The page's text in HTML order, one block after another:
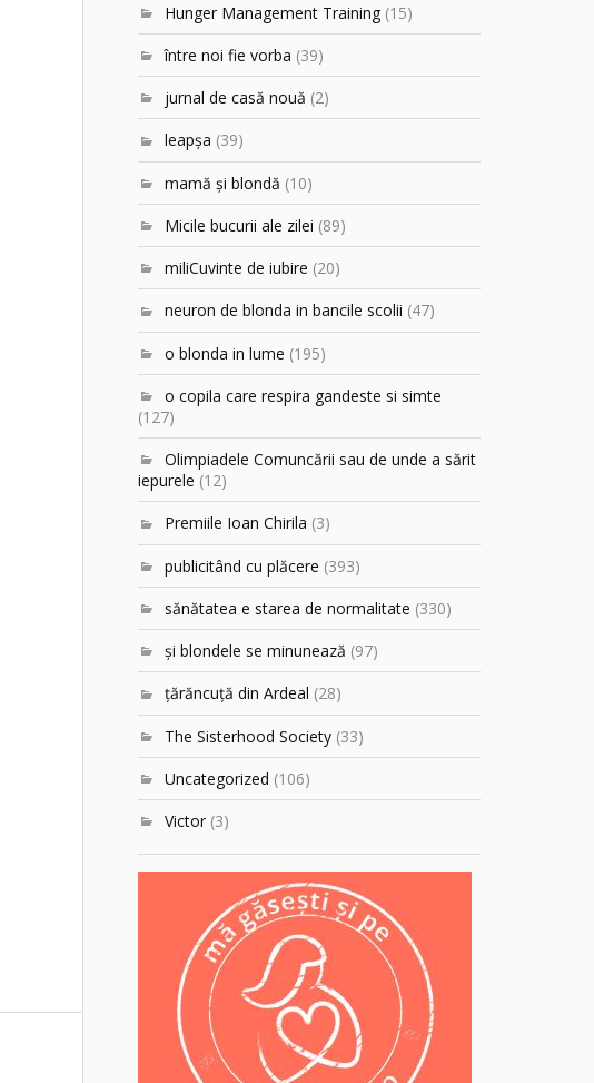
Hunger Management Training (15)
între noi fie vorba (39)
jurnal de casă nouă (2)
leapşa (39)
mamă şi blondă (10)
Micile bucurii ale zilei (89)
miliCuvinte de iubire (20)
neuron de blonda in bancile scolii (47)
o blonda in lume (195)
o copila care respira gandeste si simte
(127)
Olimpiadele Comuncării sau de unde a sărit
iepurele (12)
Premiile Ioan Chirila (3)
publicitând cu plăcere (393)
sănătatea e starea de normalitate (330)
şi blondele se minunează (97)
ţărăncuţă din Ardeal (28)
The Sisterhood Society (33)
Uncategorized (106)
Victor (3)